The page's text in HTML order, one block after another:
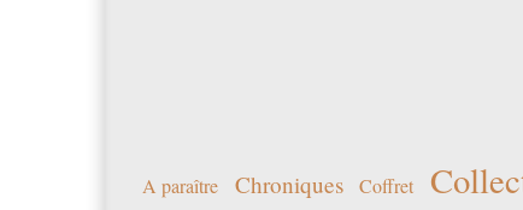
A paraître Chroniques Coffret